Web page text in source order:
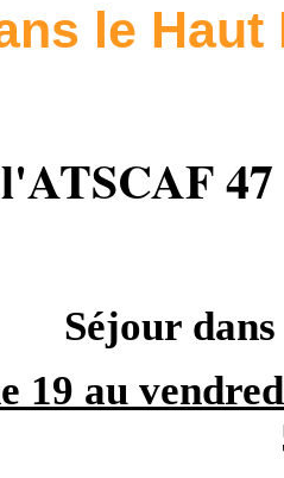
le Haut
Séjour
19 au